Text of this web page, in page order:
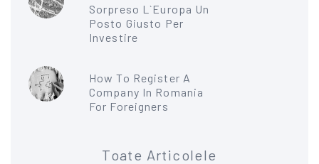
Sorpreso L`Europa Un
Posto Giusto Per
Investire
How To Register A
Company In Romania
For Foreigners
Toate Articolele